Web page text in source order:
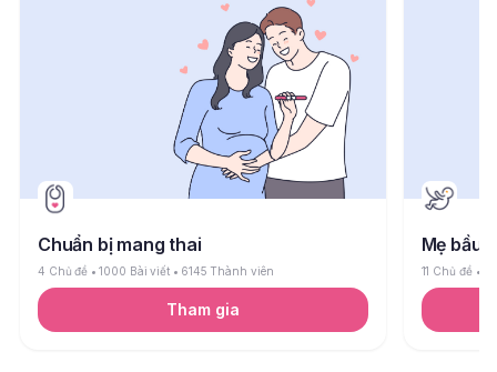
Chuẩn bị mang thai
4 Chủ đề 1000 Bài viết 6145 Thành viên
Tham gia
Mẹ bầu
11 Chủ đề